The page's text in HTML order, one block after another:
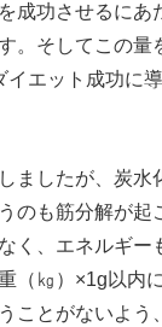
成功させるにあ
。そしてこの量
イエット成功に
ましたが、炭水
のも筋分解が起
く、エネルギー
（㎏）×1g以内
ことがないよう